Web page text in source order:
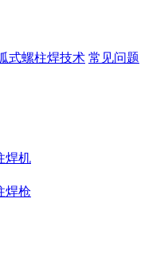
式螺柱焊技术 常见问题
焊机
焊枪